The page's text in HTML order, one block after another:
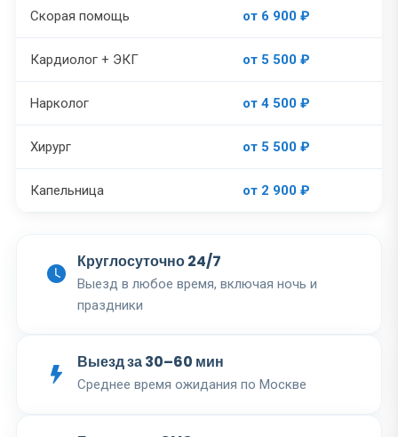
Скорая помощь от 6 900 ₽
Кардиолог + ЭКГ от 5 500 ₽
Нарколог от 4 500 ₽
Хирург от 5 500 ₽
Капельница от 2 900 ₽
Круглосуточно 24/7
Выезд в любое время, включая ночь и
праздники
Выезд за 30–60 мин
Среднее время ожидания по Москве